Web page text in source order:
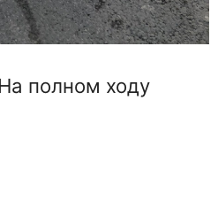
полном ходу